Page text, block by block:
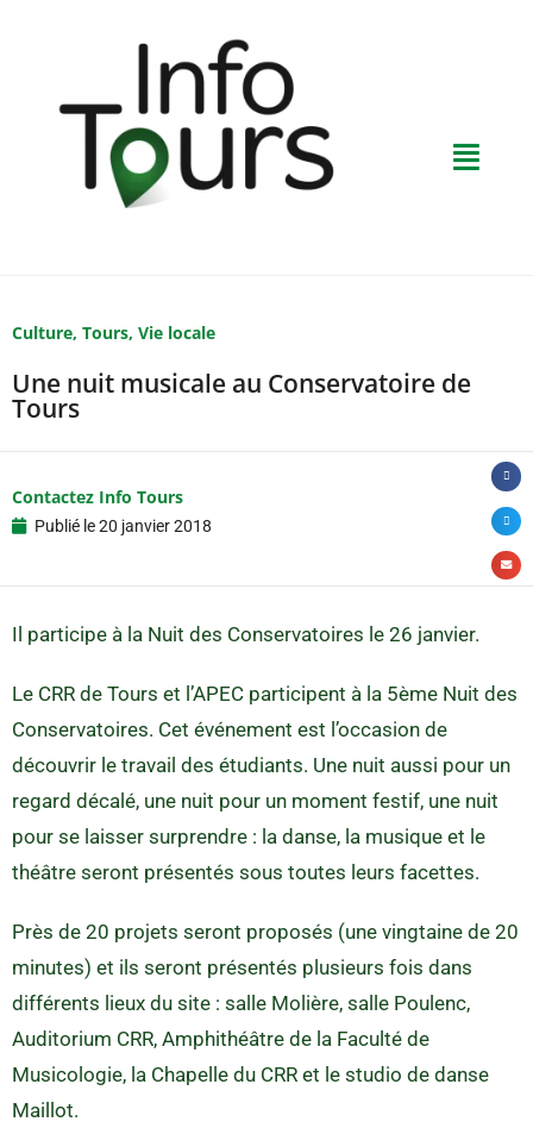
Culture, Tours, Vie locale
Une nuit musicale au Conservatoire de
Tours
Contactez Info Tours
Publié le20 janvier 2018
Il participe à la Nuit des Conservatoires le 26 janvier.
Le CRR de Tours et l’APEC participent à la 5ème Nuit des
Conservatoires. Cet événement est l’occasion de
découvrir le travail des étudiants. Une nuit aussi pour un
regard décalé, une nuit pour un moment festif, une nuit
pour se laisser surprendre : la danse, la musique et le
théâtre seront présentés sous toutes leurs facettes.
Près de 20 projets seront proposés (une vingtaine de 20
minutes) et ils seront présentés plusieurs fois dans
différents lieux du site : salle Molière, salle Poulenc,
Auditorium CRR, Amphithéâtre de la Faculté de
Musicologie, la Chapelle du CRR et le studio de danse
Maillot.